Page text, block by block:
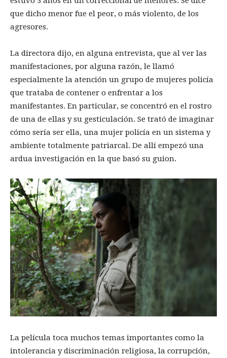
que dicho menor fue el peor, o más violento, de los
agresores.
La directora dijo, en alguna entrevista, que al ver las
manifestaciones, por alguna razón, le llamó
especialmente la atención un grupo de mujeres policía
que trataba de contener o enfrentar a los
manifestantes. En particular, se concentró en el rostro
de una de ellas y su gesticulación. Se trató de imaginar
cómo sería ser ella, una mujer policía en un sistema y
ambiente totalmente patriarcal. De allí empezó una
ardua investigación en la que basó su guion.
La película toca muchos temas importantes como la
intolerancia y discriminación religiosa, la corrupción,